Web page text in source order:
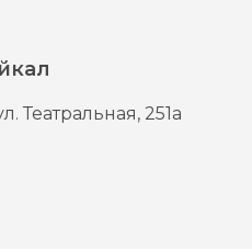
Театральная, 251а